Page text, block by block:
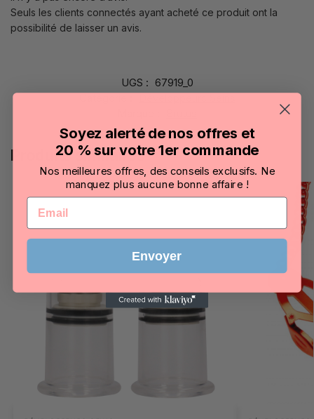
Seuls les clients connectés ayant acheté ce produit ont la
possibilité de laisser un avis.
UGS : 67919_0
Produits similaires
Soyez alerté de nos offres et
20 % sur votre 1er commande
Nos meilleures offres, des conseils exclusifs. Ne
manquez plus aucune bonne affaire !
Email
Envoyer